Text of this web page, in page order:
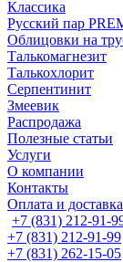
Классика
Русский пар
Облицовки на
Талькомагнезит
Талькохлорит
Серпентинит
Змеевик
Распродажа
Полезные статьи
Услуги
О компании
Контакты
Оплата и доставка
+7 (831) 212-91-
+7 (831) 212-91-99
+7 (831) 262-15-05